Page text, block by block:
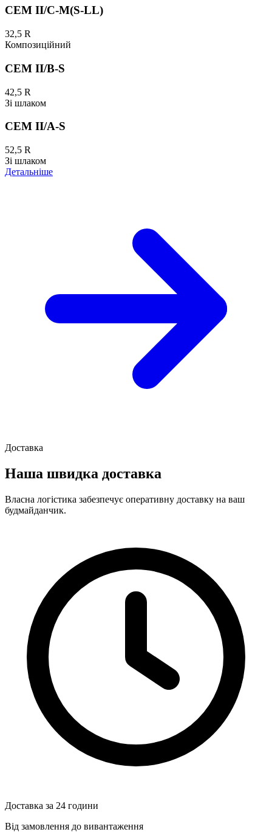
CEM II/C-M(S-LL)
32,5 R
Композиційний
CEM II/B-S
42,5 R
Зі шлаком
CEM II/A-S
52,5 R
Зі шлаком
Детальніше
Доставка
Наша швидка доставка
Власна логістика забезпечує оперативну доставку на ваш
будмайданчик.
Доставка за 24 години
Від замовлення до вивантаження